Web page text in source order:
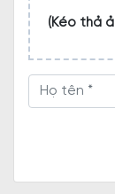
(Kéo thả